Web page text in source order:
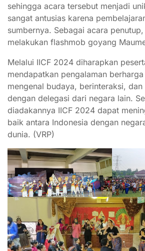
sehingga acara tersebut menjadi
sangat antusias karena
sumbernya. Sebagai acara
melakukan flashmob goyang
Melalui IICF 2024 diharapkan
mendapatkan pengalaman
mengenal budaya, berinteraksi, dan
dengan delegasi dari negara lain.
diadakannya IICF 2024 dapat
baik antara Indonesia dengan
dunia. (VRP)